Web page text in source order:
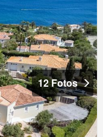
12 Fotos